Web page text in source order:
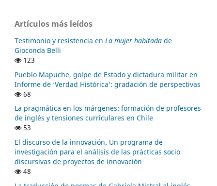
Artículos más leídos
Testimonio y resistencia en La mujer habitada de
Gioconda Belli
123
Pueblo Mapuche, golpe de Estado y dictadura militar en
Informe de ‘Verdad Histórica’: gradación de perspectivas
68
La pragmática en los márgenes: formación de profesores
de inglés y tensiones curriculares en Chile
53
El discurso de la innovación. Un programa de
investigación para el análisis de las prácticas socio
discursivas de proyectos de innovación
48